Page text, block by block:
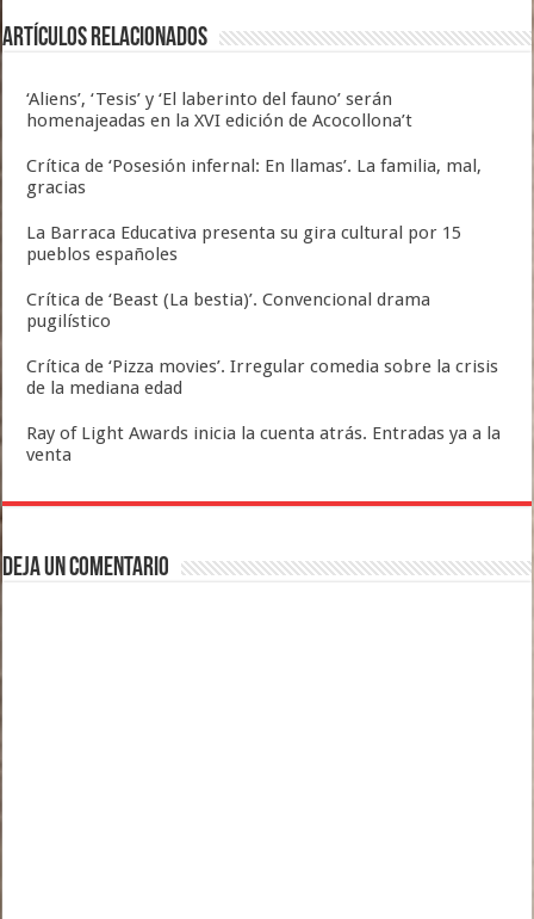
Artículos relacionados
‘Aliens’, ‘Tesis’ y ‘El laberinto del fauno’ serán
homenajeadas en la XVI edición de Acocollona’t
Crítica de ‘Posesión infernal: En llamas’. La familia, mal,
gracias
La Barraca Educativa presenta su gira cultural por 15
pueblos españoles
Crítica de ‘Beast (La bestia)’. Convencional drama
pugilístico
Crítica de ‘Pizza movies’. Irregular comedia sobre la crisis
de la mediana edad
Ray of Light Awards inicia la cuenta atrás. Entradas ya a la
venta
Deja un comentario